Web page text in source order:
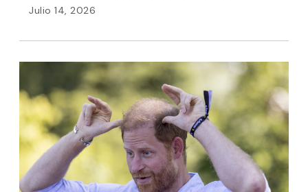
Julio 14, 2026